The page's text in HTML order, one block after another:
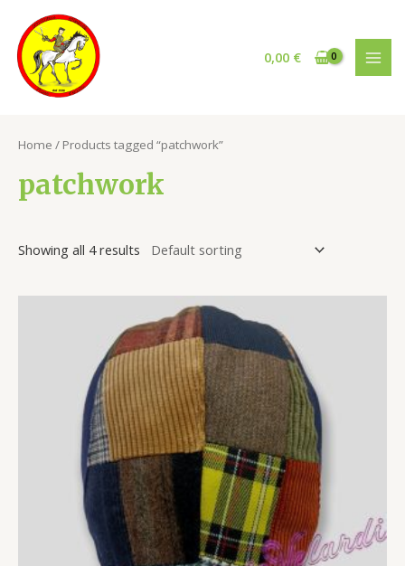
contenuto
0,00 €
Home / Products tagged “patchwork”
patchwork
Showing all 4 results